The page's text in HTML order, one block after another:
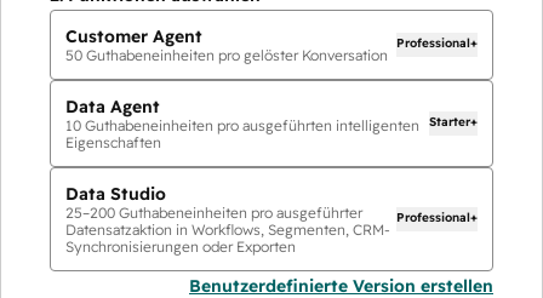
Customer Agent
50 Guthabeneinheiten pro gelöster Konversation
Professional+
Data Agent
10 Guthabeneinheiten pro ausgeführten intelligenten
Eigenschaften
Starter+
Data Studio
25–200 Guthabeneinheiten pro ausgeführter
Datensatzaktion in Workflows, Segmenten, CRM-
Synchronisierungen oder Exporten
Professional+
Benutzerdefinierte Version erstellen